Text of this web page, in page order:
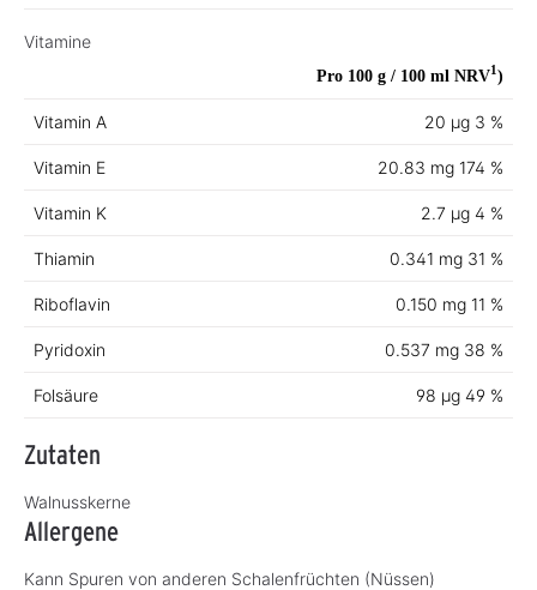
Vitamine
Pro 100 g / 100 ml NRV1)
Vitamin A 20 µg 3 %
Vitamin E 20.83 mg 174 %
Vitamin K 2.7 µg 4 %
Thiamin 0.341 mg 31 %
Riboflavin 0.150 mg 11 %
Pyridoxin 0.537 mg 38 %
Folsäure 98 µg 49 %
Zutaten
Walnusskerne
Allergene
Kann Spuren von anderen Schalenfrüchten (Nüssen)